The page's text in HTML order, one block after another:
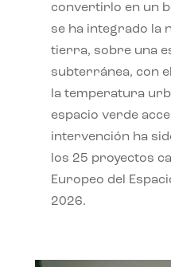
convertirlo en un
se ha integrado la
tierra, sobre una
subterránea, con
la temperatura
espacio verde
intervención ha
los 25 proyectos
Europeo del
2026.